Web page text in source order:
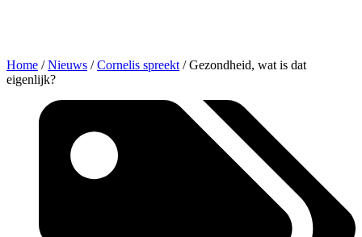
Home /Nieuws /Cornelis spreekt /Gezondheid, wat is dat
eigenlijk?